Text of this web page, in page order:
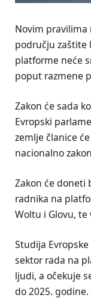
Novim pravilima
području zaštite
platforme neće
poput razmene
Zakon će sada
Evropski
zemlje članice
nacionalno
Zakon će doneti
radnika na
Woltu i Glovu, te
Studija
sektor rada na
ljudi, a očekuje
do 2025.